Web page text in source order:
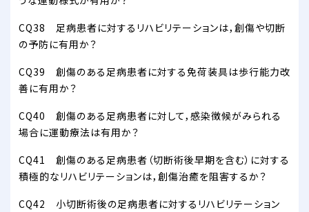
CQ38 足病患者に対するリハビリテーションは，創傷や切断
の予防に有用か？
CQ39 創傷のある足病患者に対する免荷装具は歩行能力改
善に有用か？
CQ40 創傷のある足病患者に対して，感染徴候がみられる
場合に運動療法は有用か？
CQ41 創傷のある足病患者（切断術後早期を含む）に対する
積極的なリハビリテーションは，創傷治癒を阻害するか？
CQ42 小切断術後の足病患者に対するリハビリテーション